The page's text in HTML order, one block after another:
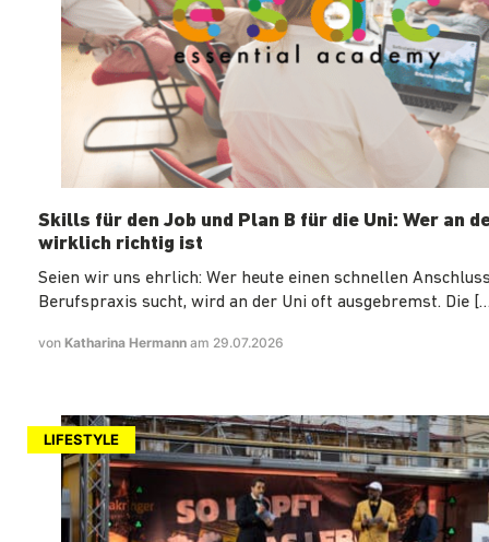
Skills für den Job und Plan B für die Uni: Wer an
wirklich richtig ist
Seien wir uns ehrlich: Wer heute einen schnellen
Berufspraxis sucht, wird an der Uni oft ausgebremst. Die
von Katharina Hermann am 29.07.2026
LIFESTYLE